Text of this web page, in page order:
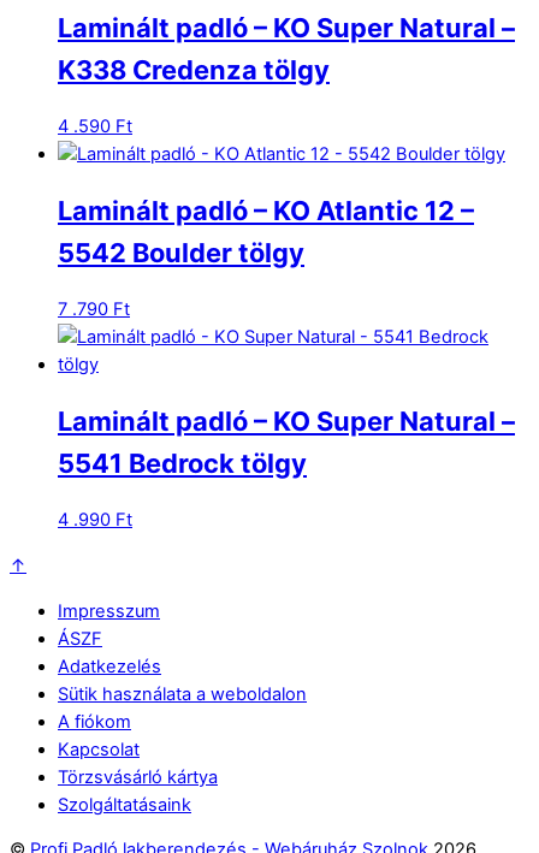
Laminált padló – KO Super Natural –
K338 Credenza tölgy
4 .590 Ft
Laminált padló – KO Atlantic 12 –
5542 Boulder tölgy
7 .790 Ft
Laminált padló – KO Super Natural –
5541 Bedrock tölgy
4 .990 Ft
↑
Impresszum
ÁSZF
Adatkezelés
Sütik használata a weboldalon
A fiókom
Kapcsolat
Törzsvásárló kártya
Szolgáltatásaink